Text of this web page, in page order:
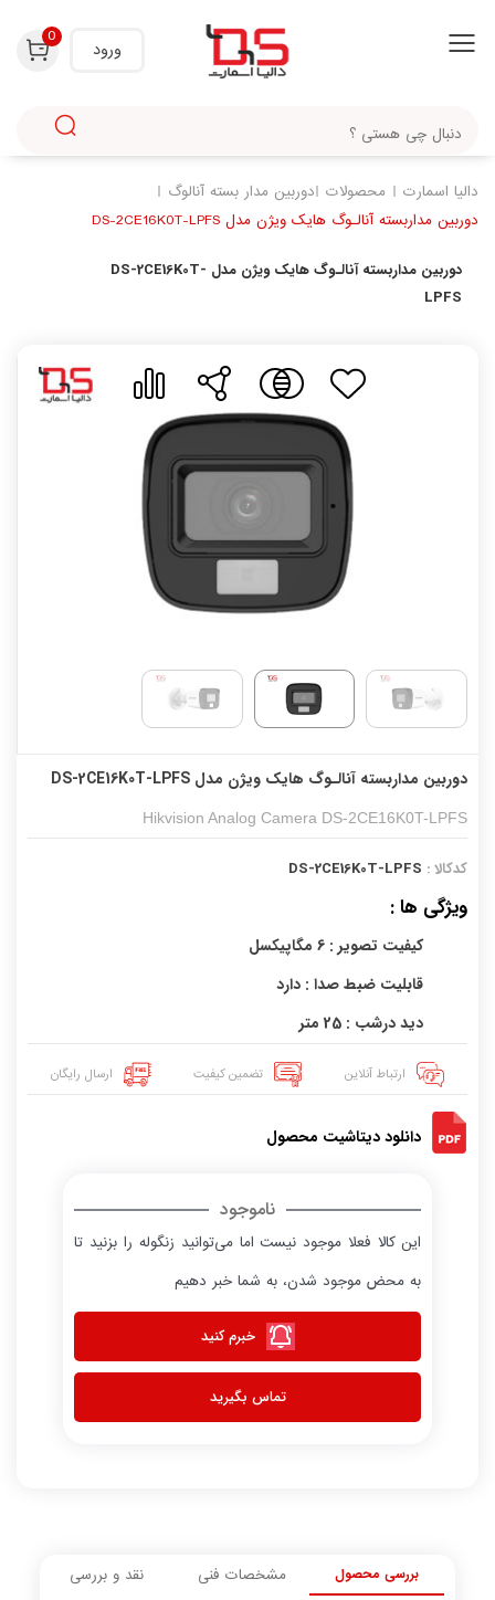
ورود
0
دالیا اسمارت محصولات دوربین مدار بسته آنالوگ
دوربین مداربسته آنالـوگ هایک ویژن مدل DS-2CE16K0T-LPFS
دوربین مداربسته آنالـوگ هایک ویژن مدل DS-2CE16K0T-
LPFS
دوربین مداربسته آنالـوگ هایک ویژن مدل DS-2CE16K0T-LPFS
Hikvision Analog Camera DS-2CE16K0T-LPFS
کدکالا : DS-2CE16K0T-LPFS
ویژگی ها :
کیفیت تصویر : 6 مگاپیکسل
قابلیت ضبط صدا : دارد
دید درشب : 25 متر
ارتباط آنلاین تضمین کیفیت ارسال رایگان
دانلود دیتاشیت محصول
ناموجود
این کالا فعلا موجود نیست اما می‌توانید زنگوله را بزنید تا
به محض موجود شدن، به شما خبر دهیم
خبرم کنید
تماس بگیرید
بررسی محصول مشخصات فنی نقد و بررسی